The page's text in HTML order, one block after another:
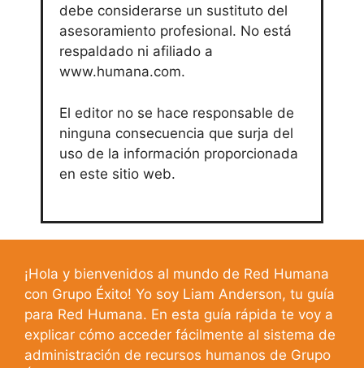
debe considerarse un sustituto del
asesoramiento profesional. No está
respaldado ni afiliado a
www.humana.com.
El editor no se hace responsable de
ninguna consecuencia que surja del
uso de la información proporcionada
en este sitio web.
¡Hola y bienvenidos al mundo de Red Humana
con Grupo Éxito! Yo soy Liam Anderson, tu guía
para Red Humana. En esta guía rápida te voy a
explicar cómo acceder fácilmente al sistema de
administración de recursos humanos de Grupo